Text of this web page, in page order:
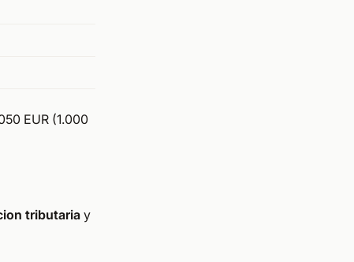
EUR (1.000
tributaria y